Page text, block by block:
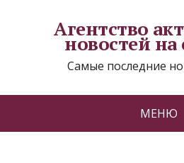
Агентство
новостей на
Самые последние
МЕНЮ